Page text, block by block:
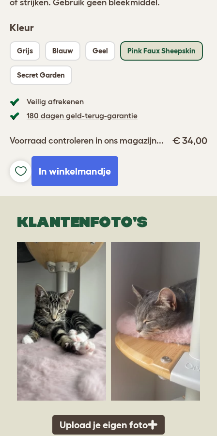
Kleur
Grijs Blauw Geel Pink Faux Sheepskin
Secret Garden
Veilig afrekenen
180 dagen geld-terug-garantie
Voorraad controleren in ons magazijn... € 34,00
In winkelmandje
of strijken. Gebruik geen bleekmiddel.
KLANTENFOTO'S
Upload je eigen foto